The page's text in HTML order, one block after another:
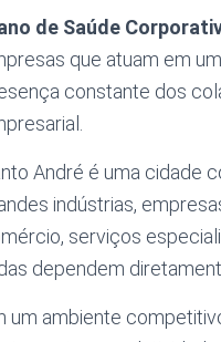
de Saúde
que atuam em
constante dos
André é uma cidade
indústrias,
serviços
dependem
um ambiente